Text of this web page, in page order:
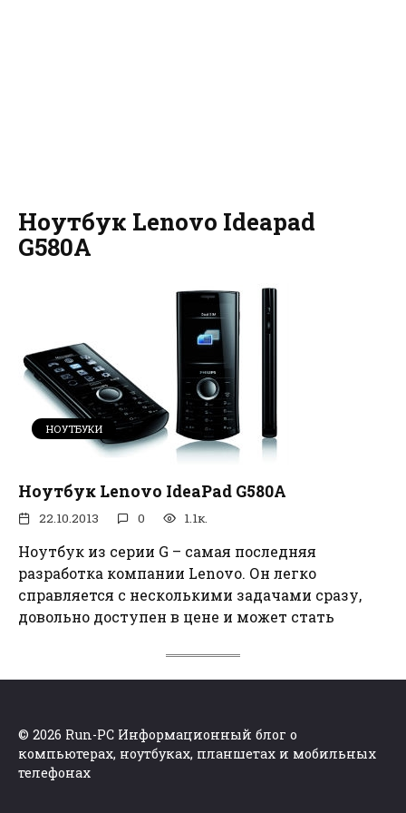
Ноутбук Lenovo Ideapad
G580A
НОУТБУКИ
Ноутбук Lenovo IdeaPad G580A
22.10.2013 0 1.1к.
Ноутбук из серии G – самая последняя
разработка компании Lenovo. Он легко
справляется с несколькими задачами сразу,
довольно доступен в цене и может стать
© 2026 Run-PC Информационный блог о
компьютерах, ноутбуках, планшетах и мобильных
телефонах